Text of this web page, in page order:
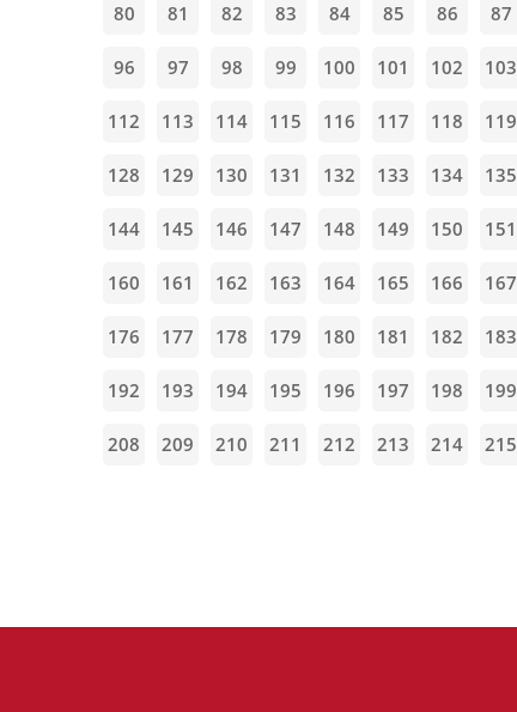
80 81 82 83 84 85 86 87
96 97 98 99 100 101 102 103
112 113 114 115 116 117 118 119
128 129 130 131 132 133 134 135
144 145 146 147 148 149 150 151
160 161 162 163 164 165 166 167
176 177 178 179 180 181 182 183
192 193 194 195 196 197 198 199
208 209 210 211 212 213 214 215